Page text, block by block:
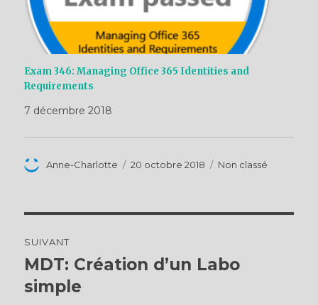
Exam 346: Managing Office 365 Identities and
Requirements
7 décembre 2018
Auteur
Anne-Charlotte
Publié
20 octobre 2018 Catégories
Non classé
de
l’article
SUIVANT
Publication
suivante :
MDT: Création d’un Labo
simple